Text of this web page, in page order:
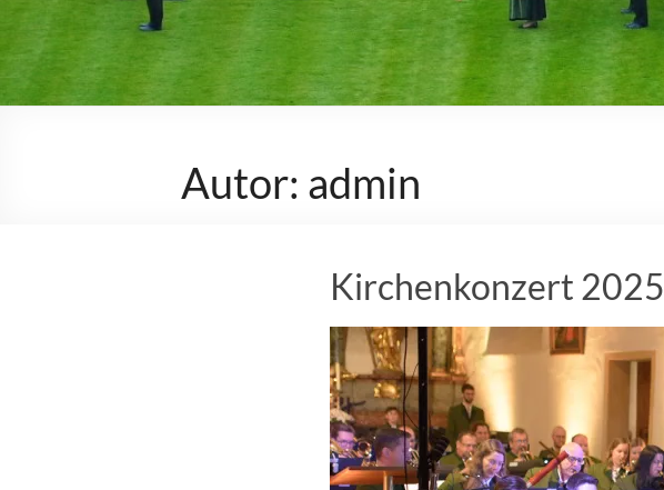
Autor: admin
Kirchenkonzert 2025